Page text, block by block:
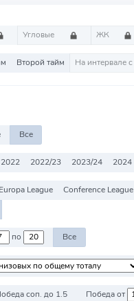
Угловые ЖК
Второй тайм На интервале с
Все
2022 2022/23 2023/24 2024
Europa League Conference League
по Все
соп. до 1.5 Победа от